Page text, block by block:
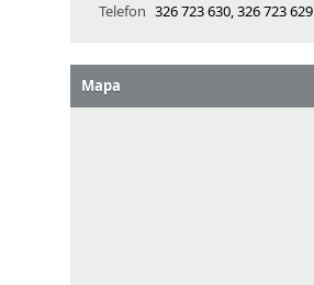
Telefon 326 723 630, 326 723 629
Mapa